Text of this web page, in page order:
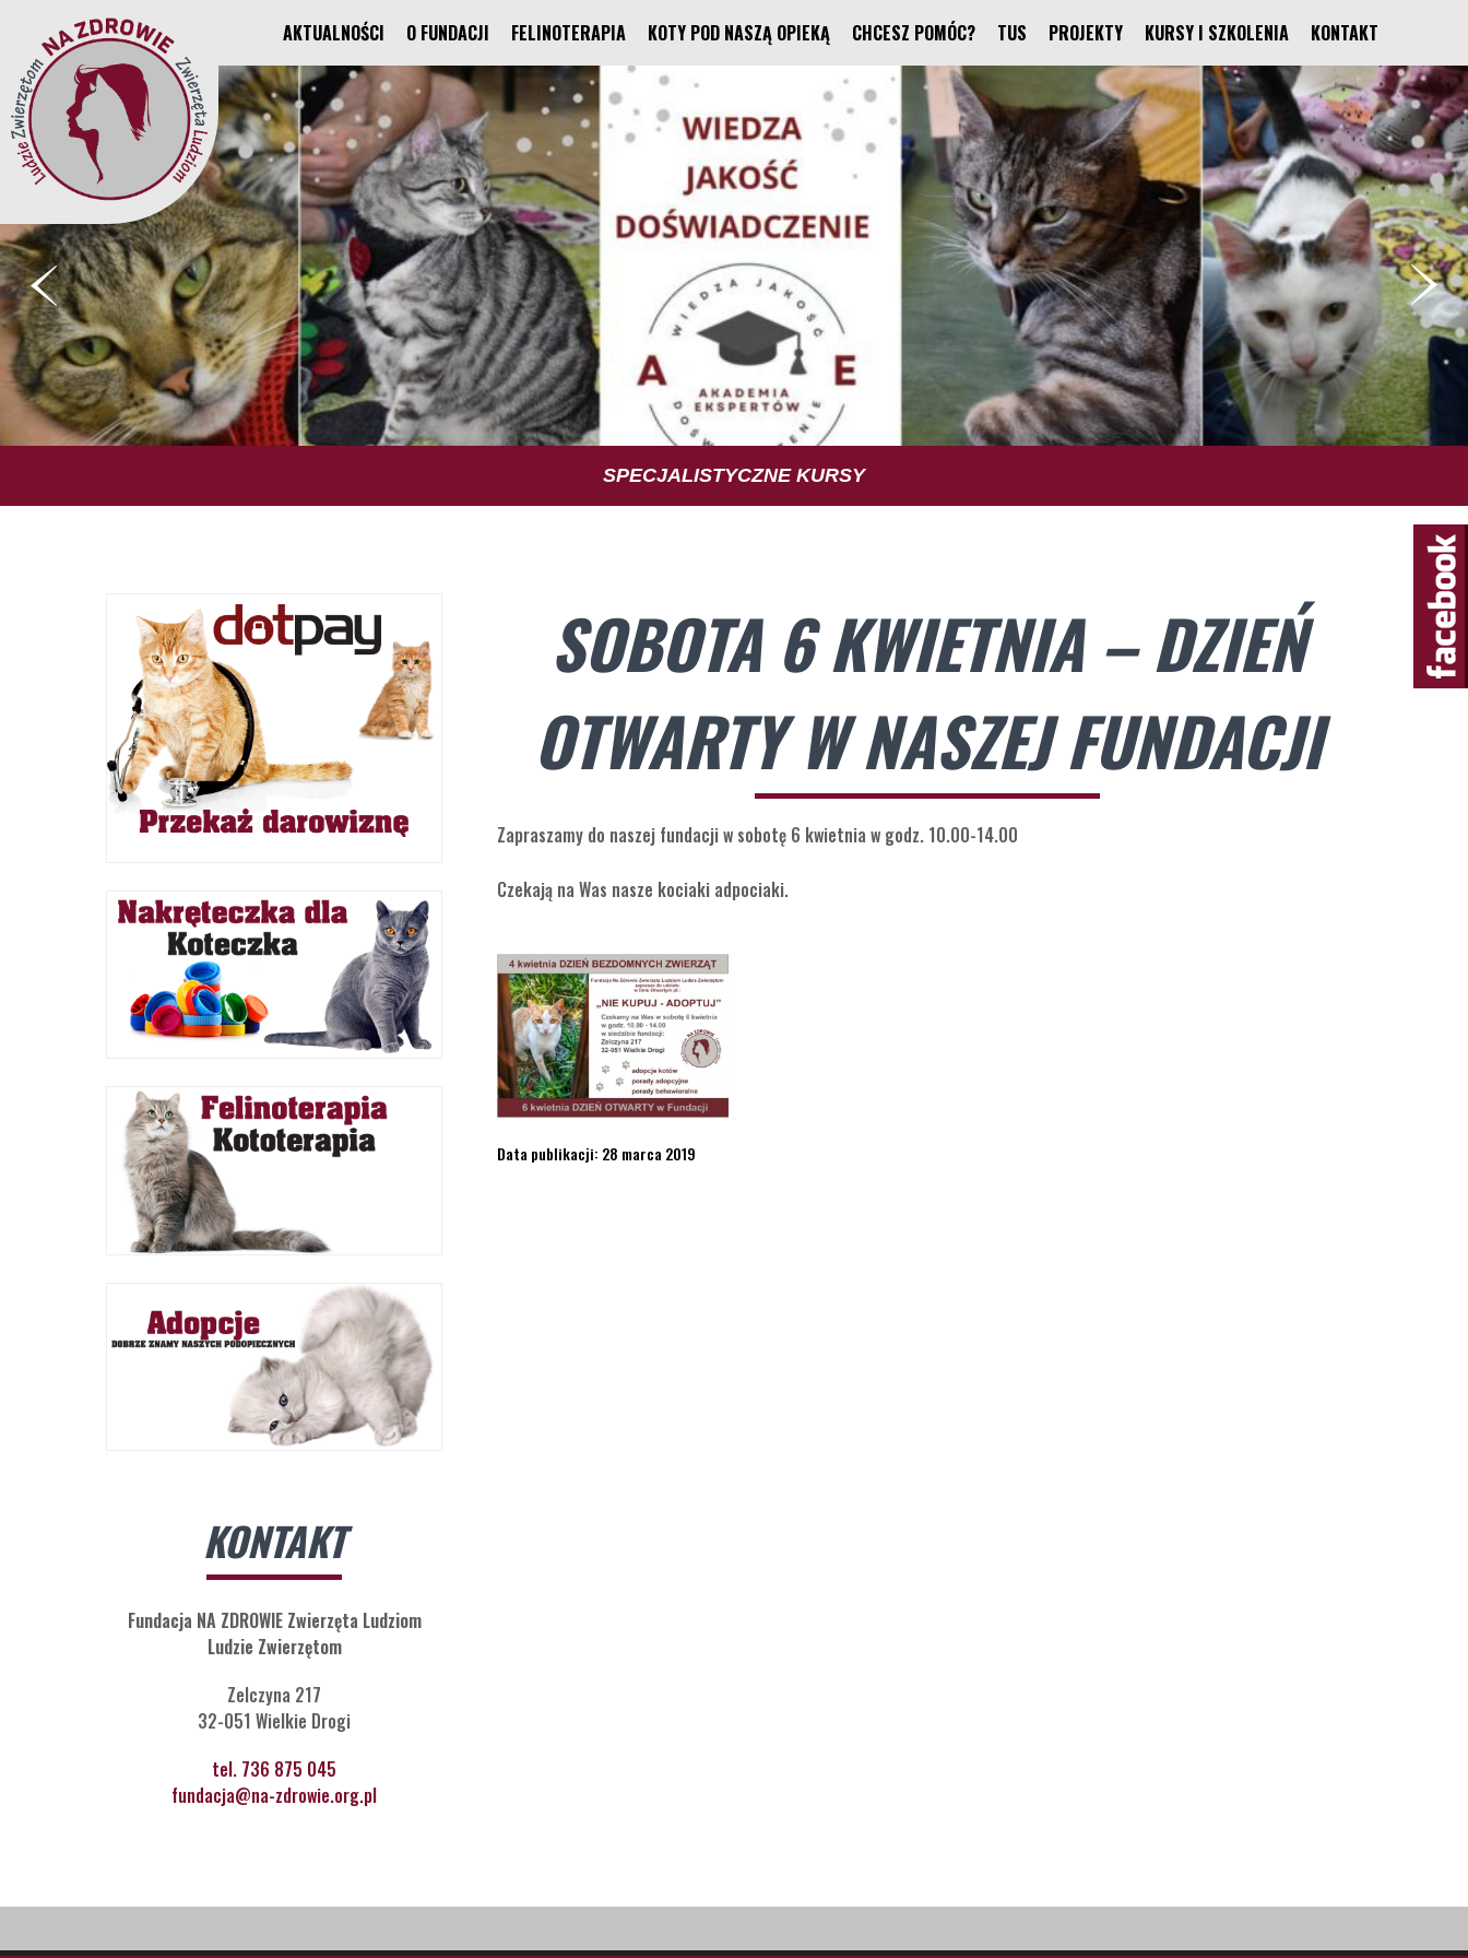
AKTUALNOŚCI O FUNDACJI FELINOTERAPIA KOTY POD NASZĄ OPIEKĄ CHCESZ POMÓC? TUS PROJEKTY KURSY I SZKOLENIA KONTAKT
TUS TRENING UMIEJĘTNOŚCI SPOŁECZNYCH
SPECJALISTYCZNE KURSY
FUNDACJA
FELINOTERAPIA
KONTAKT
Fundacja NA ZDROWIE Zwierzęta Ludziom
Ludzie Zwierzętom
Zelczyna 217
32-051 Wielkie Drogi
tel. 736 875 045
fundacja@na-zdrowie.org.pl
SOBOTA 6 KWIETNIA – DZIEŃ
OTWARTY W NASZEJ FUNDACJI
Zapraszamy do naszej fundacji w sobotę 6 kwietnia w godz. 10.00-14.00
Czekają na Was nasze kociaki adpociaki.
Data publikacji: 28 marca 2019